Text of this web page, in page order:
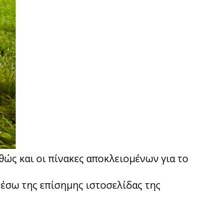
και οι πίνακες αποκλειομένων για το
της επίσημης ιστοσελίδας της